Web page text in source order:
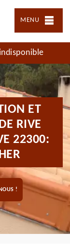
MENU
indisponible
ET
RIVE
22300:
!